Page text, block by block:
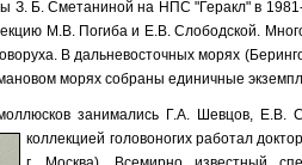
З. Б. Сметаниной на НПС "Геракл" в
М.В. Погиба и Е.В. Слободской.
В дальневосточных морях
морях собраны единичные
моллюсков занимались Г.А. Шевцов,
коллекцией головоногих работал